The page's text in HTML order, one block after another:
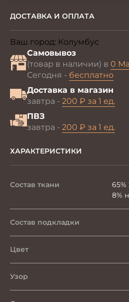
ДОСТАВКА И ОПЛАТА
Ваш город: Колумбус
Самовывоз
(товар в наличии) в 0
Сегодня - бесплатно
Доставка в магазин
завтра - 200 ₽ за 1 ед.
ПВЗ
завтра - 200 ₽ за 1 ед.
ХАРАКТЕРИСТИКИ
Состав ткани
65%
8%
Состав подкладки
Цвет
Узор